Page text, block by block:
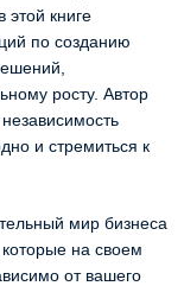
этой книге
по созданию
росту. Автор
и стремиться к
мир бизнеса
на своем
от вашего